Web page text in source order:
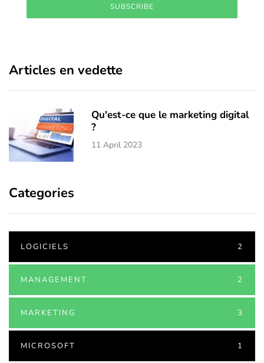
SUBSCRIBE
Articles en vedette
Qu'est-ce que le marketing digital
?
11 April 2023
Categories
LOGICIELS 2
MANAGEMENT 2
MARKETING 3
MICROSOFT 1